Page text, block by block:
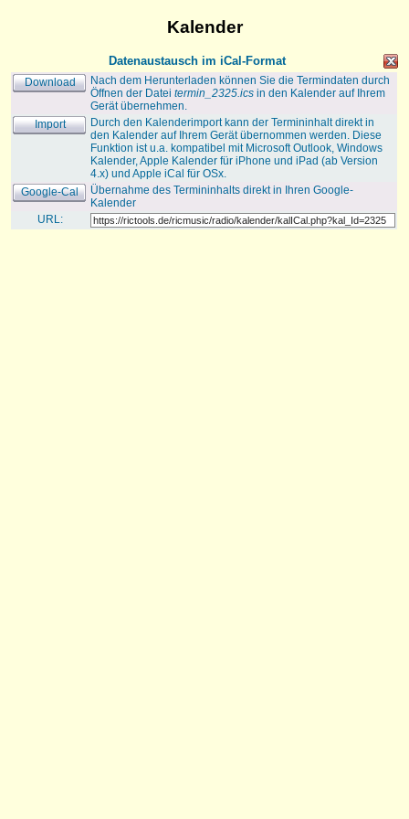
Kalender
Datenaustausch im iCal-Format
Download
Nach dem Herunterladen können Sie die Termindaten durch
Öffnen der Dateitermin_2325.ics in den Kalender auf Ihrem
Gerät übernehmen.
Import
Durch den Kalenderimport kann der Termininhalt direkt in
den Kalender auf Ihrem Gerät übernommen werden. Diese
Funktion ist u.a. kompatibel mit Microsoft Outlook, Windows
Kalender, Apple Kalender für iPhone und iPad (ab Version
4.x) und Apple iCal für OSx.
Google-Cal
Übernahme des Termininhalts direkt in Ihren Google-
Kalender
URL: